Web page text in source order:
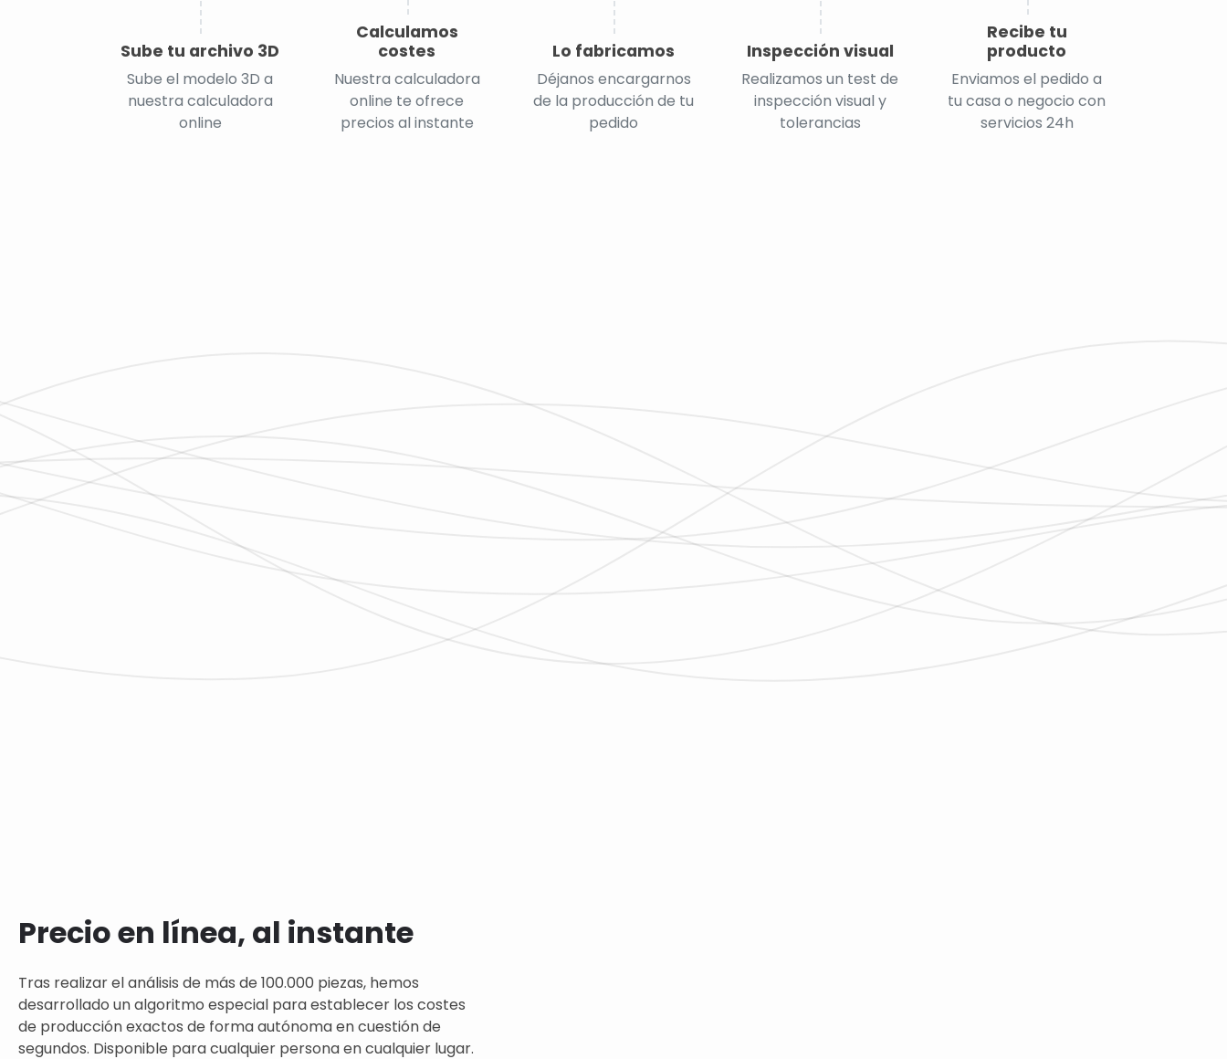
Sube tu archivo 3D
Sube el modelo 3D a
nuestra calculadora
online
Calculamos
costes
Nuestra calculadora
online te ofrece
precios al instante
Lo fabricamos
Déjanos encargarnos
de la producción de tu
pedido
Inspección visual
Realizamos un test de
inspección visual y
tolerancias
Recibe tu
producto
Enviamos el pedido a
tu casa o negocio con
servicios 24h
Precio en línea, al instante
Tras realizar el análisis de más de 100.000 piezas, hemos
desarrollado un algoritmo especial para establecer los costes
de producción exactos de forma autónoma en cuestión de
segundos. Disponible para cualquier persona en cualquier lugar.